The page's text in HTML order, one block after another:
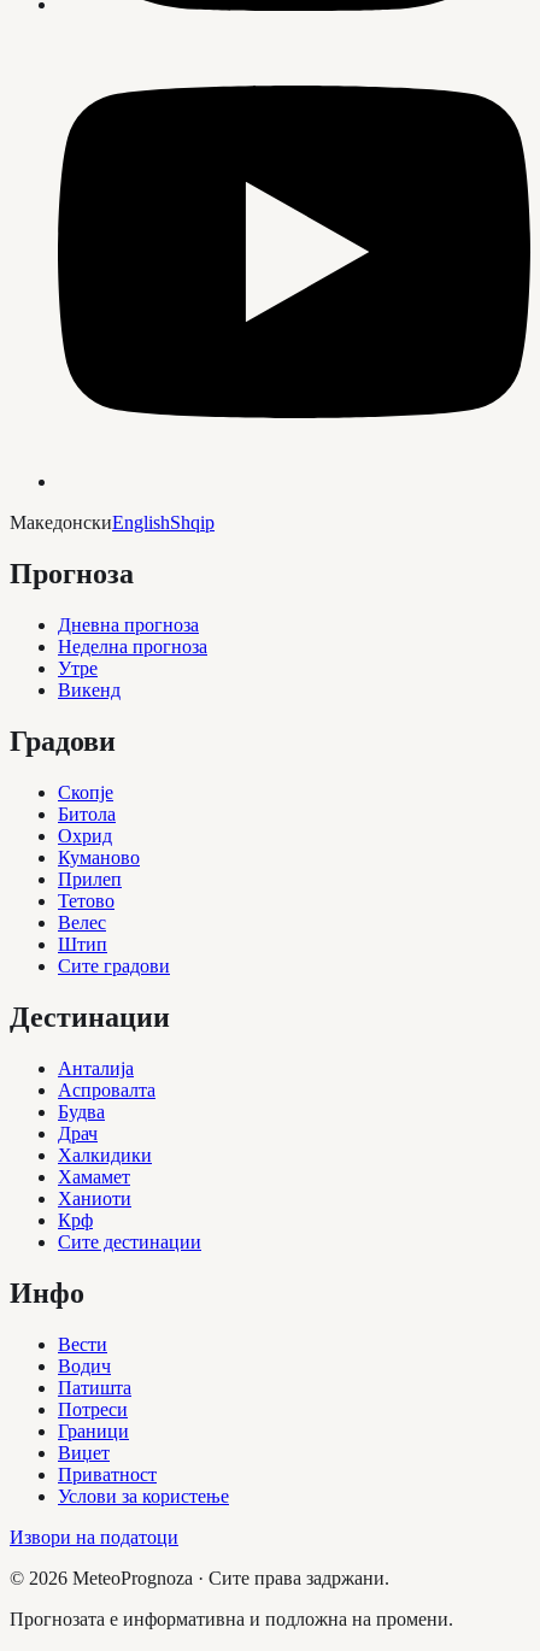
МакедонскиEnglishShqip
Прогноза
Дневна прогноза
Неделна прогноза
Утре
Викенд
Градови
Скопје
Битола
Охрид
Куманово
Прилеп
Тетово
Велес
Штип
Сите градови
Дестинации
Анталија
Аспровалта
Будва
Драч
Халкидики
Хамамет
Ханиоти
Крф
Сите дестинации
Инфо
Вести
Водич
Патишта
Потреси
Граници
Виџет
Приватност
Услови за користење
Извори на податоци
© 2026 MeteoPrognoza · Сите права задржани.
Прогнозата е информативна и подложна на промени.